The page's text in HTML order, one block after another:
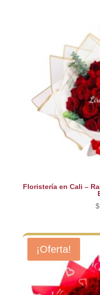
Floristería en Cali –
$
¡Oferta!